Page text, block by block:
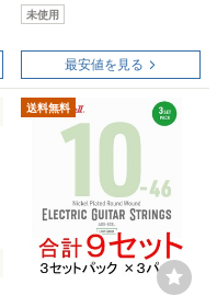
未使用
最安値を見る
送料無料